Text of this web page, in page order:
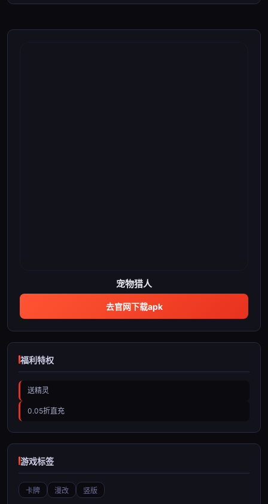
宠物猎人
去官网下载apk
福利特权
送精灵
0.05折直充
游戏标签
卡牌 漫改 竖版